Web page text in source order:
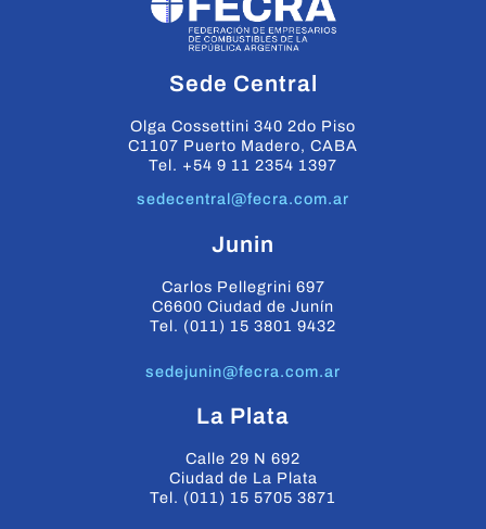
Sede Central
Olga Cossettini 340 2do Piso
C1107 Puerto Madero, CABA
Tel. +54 9 11 2354 1397
sedecentral@fecra.com.ar
Junin
Carlos Pellegrini 697
C6600 Ciudad de Junín
Tel. (011) 15 3801 9432
sedejunin@fecra.com.ar
La Plata
Calle 29 N 692
Ciudad de La Plata
Tel. (011) 15 5705 3871